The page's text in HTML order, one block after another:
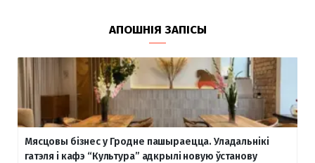
АПОШНІЯ ЗАПІСЫ
Мясцовы бізнес у Гродне пашыраецца. Уладальнікі
гатэля і кафэ “Культура” адкрылі новую ўстанову